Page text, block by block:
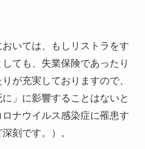
いては、もしリストラをす
ても、失業保険であったり
が充実しておりますので、
」に影響することはないと
ナウイルス感染症に罹患す
刻です。）。